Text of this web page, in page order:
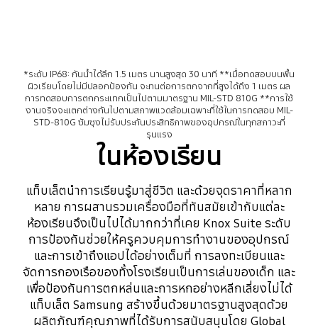
*ระดับ IP68: กันน้ำได้ลึก 1.5 เมตร นานสูงสุด 30 นาที **เมื่อทดสอบบนพื้น
ผิวเรียบโดยไม่มีปลอกป้องกัน จะทนต่อการตกจากที่สูงได้ถึง 1 เมตร ผล
การทดสอบการตกกระแทกเป็นไปตามมาตรฐาน MIL-STD 810G **การใช้
งานจริงจะแตกต่างกันไปตามสภาพแวดล้อมเฉพาะที่ใช้ในการทดสอบ MIL-
STD-810G ซัมซุงไม่รับประกันประสิทธิภาพของอุปกรณ์ในทุกสภาวะที่
รุนแรง
ในห้องเรียน
แท็บเล็ตนำการเรียนรู้มาสู่ชีวิต และด้วยจุดราคาที่หลาก
หลาย การผสานรวมเครื่องมือที่ทันสมัยเข้ากับแต่ละ
ห้องเรียนจึงเป็นไปได้มากกว่าที่เคย Knox Suite ระดับ
การป้องกันช่วยให้ครูควบคุมการทำงานของอุปกรณ์
และการเข้าถึงแอปได้อย่างเต็มที่ การลงทะเบียนและ
จัดการกองเรือของทั้งโรงเรียนเป็นการเล่นของเด็ก และ
เพื่อป้องกันการตกหล่นและการหกอย่างหลีกเลี่ยงไม่ได้
แท็บเล็ต Samsung สร้างขึ้นด้วยมาตรฐานสูงสุดด้วย
ผลิตภัณฑ์คุณภาพที่ได้รับการสนับสนุนโดย Global